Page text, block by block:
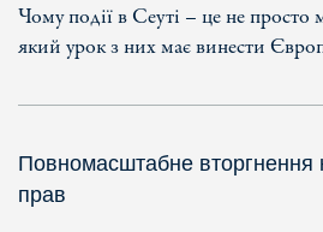
Чому події в Сеуті – це не просто
який урок з них має винести
Повномасштабне вторгнення
прав